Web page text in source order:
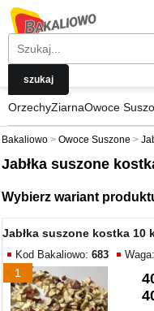
OrzechyZiarnaOwoce
Bakaliowo Owoce Suszone
Jabłka suszone
Wybierz wariant
1
Jabłka suszone kostka 10
Kod Bakaliowo:683